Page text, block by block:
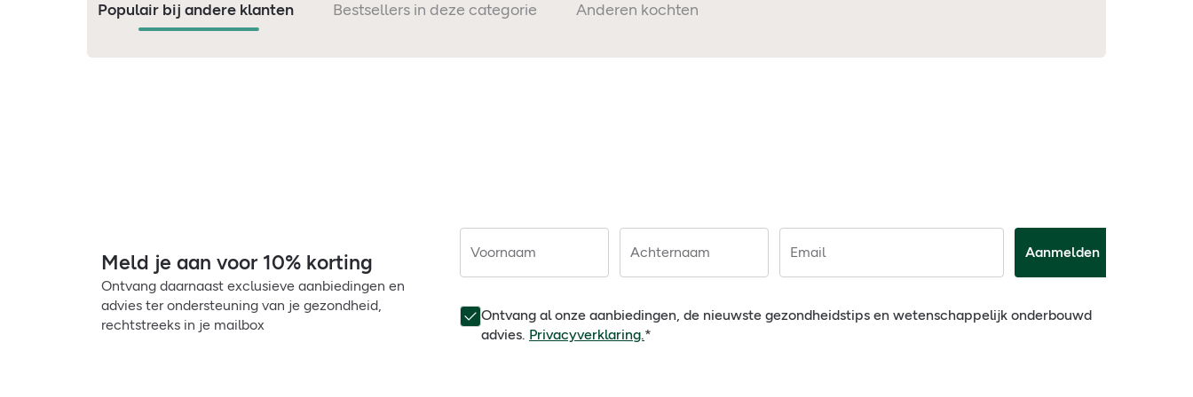
Populair bij andere klanten Bestsellers in deze categorie Anderen kochten ook
Meld je aan voor 10% korting
Ontvang daarnaast exclusieve aanbiedingen en
advies ter ondersteuning van je gezondheid,
rechtstreeks in je mailbox
Voornaam Achternaam Email Aanmelden
Ontvang al onze aanbiedingen, de nieuwste gezondheidstips en wetenschappelijk onderbouwd
advies. Privacyverklaring.*